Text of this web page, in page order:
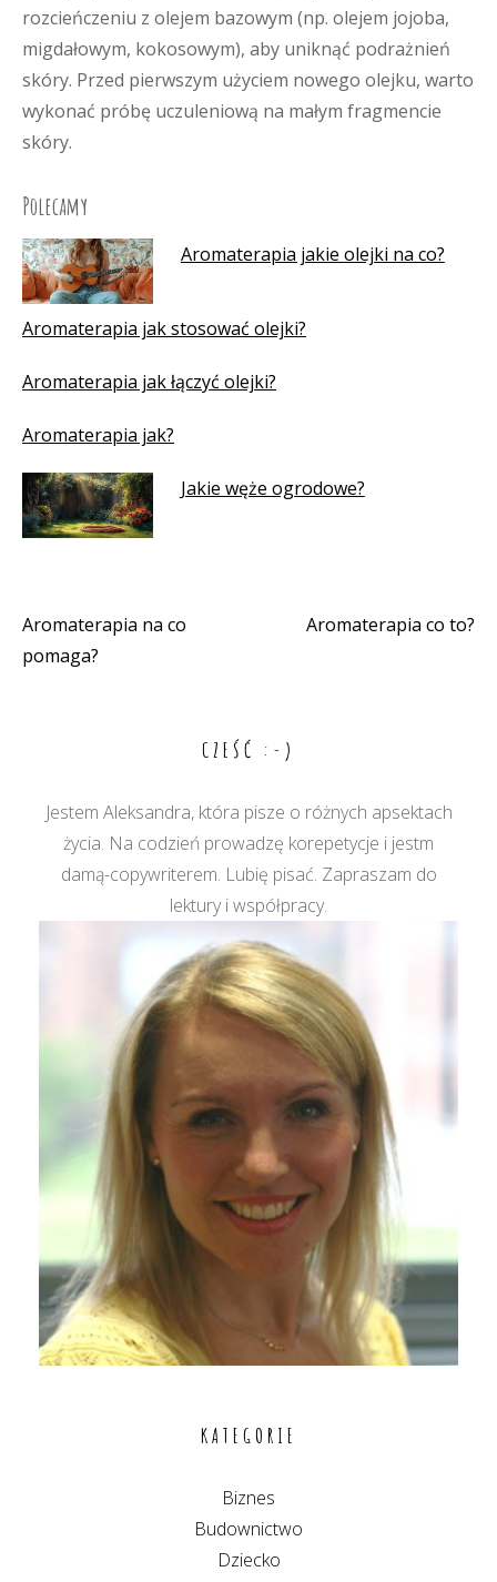
rozcieńczeniu z olejem bazowym (np. olejem jojoba,
migdałowym, kokosowym), aby uniknąć podrażnień
skóry. Przed pierwszym użyciem nowego olejku, warto
wykonać próbę uczuleniową na małym fragmencie
skóry.
Polecamy
Aromaterapia jakie olejki na co?
Aromaterapia jak stosować olejki?
Aromaterapia jak łączyć olejki?
Aromaterapia jak?
Jakie węże ogrodowe?
Nawigacja
Aromaterapia na co
pomaga?
Aromaterapia co to?
CZEŚĆ :-)
Jestem Aleksandra, która pisze o różnych apsektach
życia. Na codzień prowadzę korepetycje i jestm
damą-copywriterem. Lubię pisać. Zapraszam do
lektury i współpracy.
KATEGORIE
Biznes
Budownictwo
Dziecko